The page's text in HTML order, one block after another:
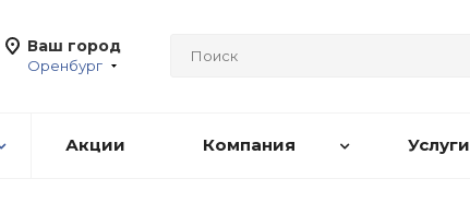
Ваш город
Оренбург
Акции Компания Услуги